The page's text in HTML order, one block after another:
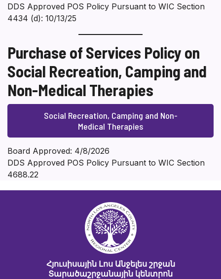
DDS Approved POS Policy Pursuant to WIC Section
4434 (d): 10/13/25
Purchase of Services Policy on
Social Recreation, Camping and
Non-Medical Therapies
Social Recreation, Camping and Non-
Medical Therapies
Board Approved: 4/8/2026
DDS Approved POS Policy Pursuant to WIC Section
4688.22
Հյուսիսային Լոս Անջելես շրջան
Տարածաշրջանային կենտրոն